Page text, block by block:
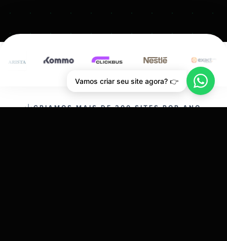
CRIAMOS MAIS DE 200 SITES POR ANO.
Vamos criar seu site agora? 👉